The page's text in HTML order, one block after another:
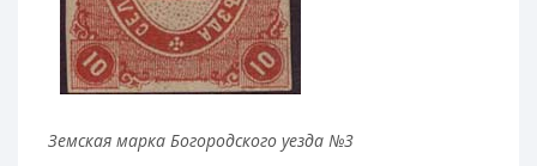
Земская марка Богородского уезда №3